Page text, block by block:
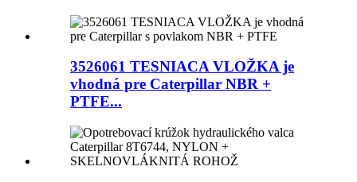
3526061 TESNIACA VLOŽKA je
vhodná pre Caterpillar NBR +
PTFE...